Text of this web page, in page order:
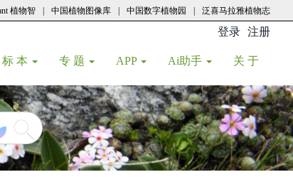
植物智 中国植物图像库 中国数字植物园 泛喜马拉雅植物志
登录 注册
标 本 专 题 APP Ai助手 关 于